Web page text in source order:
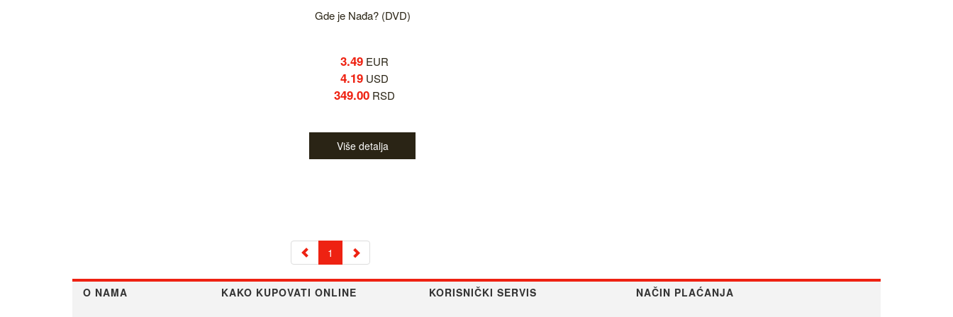
Gde je Nađa? (DVD)
3.49EUR
4.19USD
349.00RSD
Više detalja
1
O NAMA KAKO KUPOVATI ONLINE KORISNIČKI SERVIS NAČIN PLAĆANJA